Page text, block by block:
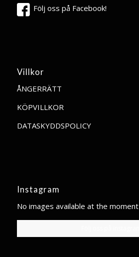
Följ oss på Facebook!
Villkor
ÅNGERRÄTT
KÖPVILLKOR
DATASKYDDSPOLICY
Instagram
No images available at the moment